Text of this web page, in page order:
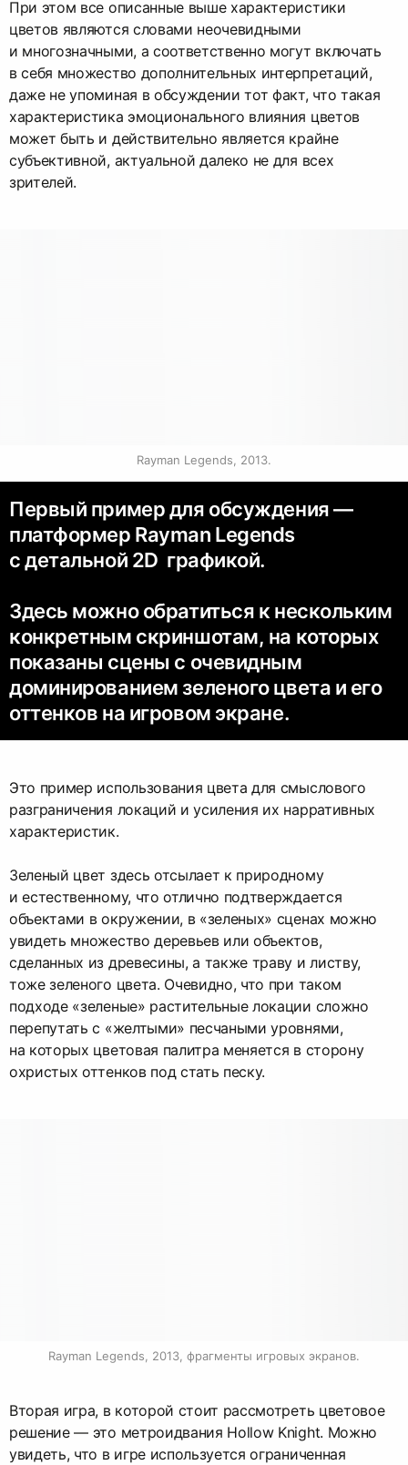
При этом все описанные выше характеристики
цветов являются словами неочевидными
и многозначными, а соответственно могут включать
в себя множество дополнительных интерпретаций,
даже не упоминая в обсуждении тот факт, что такая
характеристика эмоционального влияния цветов
может быть и действительно является крайне
субъективной, актуальной далеко не для всех
зрителей.
Rayman Legends, 2013.
Первый пример для обсуждения —
платформер Rayman Legends
с детальной 2D графикой.
Здесь можно обратиться к нескольким
конкретным скриншотам, на которых
показаны сцены с очевидным
доминированием зеленого цвета и его
оттенков на игровом экране.
Это пример использования цвета для смыслового
разграничения локаций и усиления их нарративных
характеристик.
Зеленый цвет здесь отсылает к природному
и естественному, что отлично подтверждается
объектами в окружении, в «зеленых» сценах можно
увидеть множество деревьев или объектов,
сделанных из древесины, а также траву и листву,
тоже зеленого цвета. Очевидно, что при таком
подходе «зеленые» растительные локации сложно
перепутать с «желтыми» песчаными уровнями,
на которых цветовая палитра меняется в сторону
охристых оттенков под стать песку.
Rayman Legends, 2013, фрагменты игровых экранов.
Вторая игра, в которой стоит рассмотреть цветовое
решение — это метроидвания Hollow Knight. Можно
увидеть, что в игре используется ограниченная